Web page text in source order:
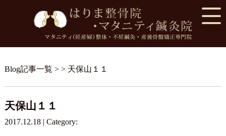
Blog記事一覧 > > 天保山１１
天保山１１
2017.12.18 | Category: